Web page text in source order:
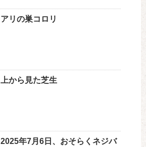
アリの巣コロリ
上から見た芝生
2025年7月6日、おそらくネジバ